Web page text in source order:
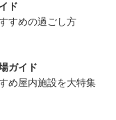
ド
すめの過ごし方
ガイド
め屋内施設を大特集